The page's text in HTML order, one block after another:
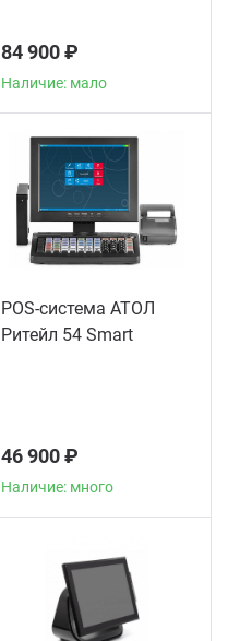
84 900 ₽
Наличие: мало
POS-система АТОЛ
Ритейл 54 Smart
46 900 ₽
Наличие: много